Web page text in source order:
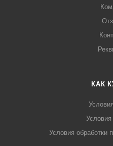
КАК
Условия
Условия обработки